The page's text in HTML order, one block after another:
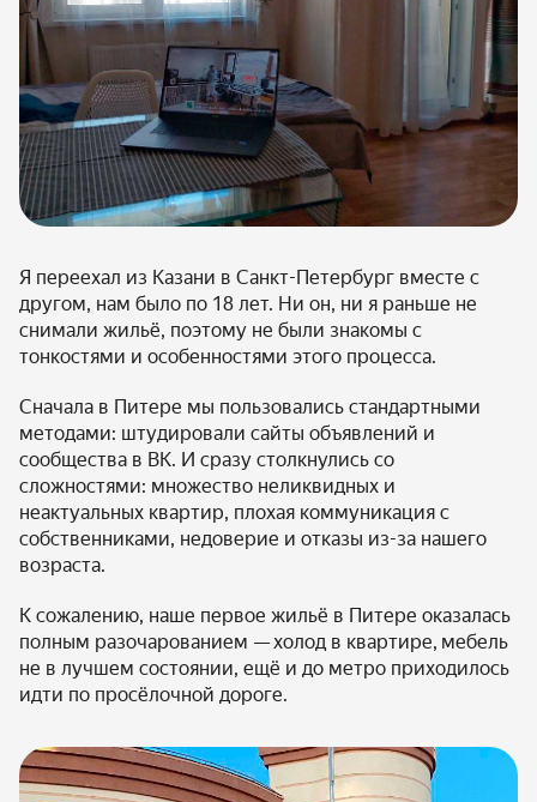
Я переехал из Казани в Санкт-Петербург вместе с
другом, нам было по 18 лет. Ни он, ни я раньше не
снимали жильё, поэтому не были знакомы с
тонкостями и особенностями этого процесса.
Сначала в Питере мы пользовались стандартными
методами: штудировали сайты объявлений и
сообщества в ВК. И сразу столкнулись со
сложностями: множество неликвидных и
неактуальных квартир, плохая коммуникация с
собственниками, недоверие и отказы из-за нашего
возраста.
К сожалению, наше первое жильё в Питере оказалась
полным разочарованием —холод в квартире, мебель
не в лучшем состоянии, ещё и до метро приходилось
идти по просёлочной дороге.